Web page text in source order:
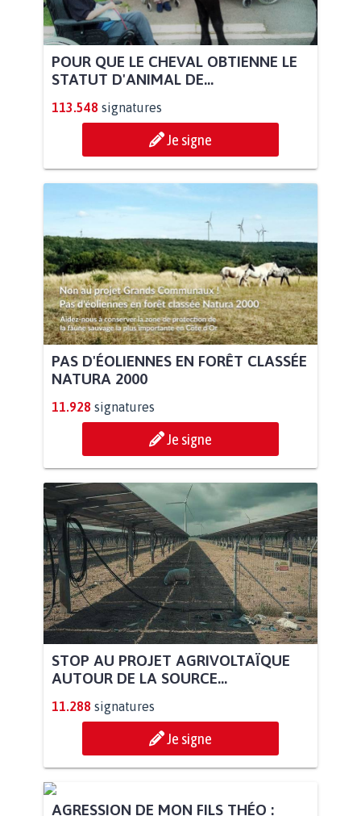
POUR QUE LE CHEVAL OBTIENNE LE
STATUT D'ANIMAL DE...
113.548 signatures
Je signe
PAS D'ÉOLIENNES EN FORÊT CLASSÉE
NATURA 2000
11.928 signatures
Je signe
STOP AU PROJET AGRIVOLTAÏQUE
AUTOUR DE LA SOURCE...
11.288 signatures
Je signe